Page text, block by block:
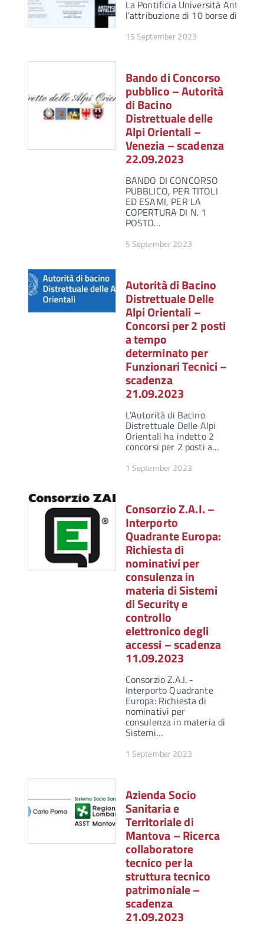
La Pontificia Università
l’attribuzione di 10 borse di
15 September 2023
Bando di Concorso
pubblico – Autorità
di Bacino
Distrettuale delle
Alpi Orientali –
Venezia – scadenza
22.09.2023
BANDO DI CONCORSO
PUBBLICO, PER TITOLI
ED ESAMI, PER LA
COPERTURA DI N. 1
POSTO…
5 September 2023
Autorità di Bacino
Distrettuale Delle
Alpi Orientali –
Concorsi per 2 posti
a tempo
determinato per
Funzionari Tecnici –
scadenza
21.09.2023
L'Autorità di Bacino
Distrettuale Delle Alpi
Orientali ha indetto 2
concorsi per 2 posti a…
1 September 2023
Consorzio Z.A.I. –
Interporto
Quadrante Europa:
Richiesta di
nominativi per
consulenza in
materia di Sistemi
di Security e
controllo
elettronico degli
accessi – scadenza
11.09.2023
Consorzio Z.A.I. -
Interporto Quadrante
Europa: Richiesta di
nominativi per
consulenza in materia di
Sistemi…
1 September 2023
Azienda Socio
Sanitaria e
Territoriale di
Mantova – Ricerca
collaboratore
tecnico per la
struttura tecnico
patrimoniale –
scadenza
21.09.2023